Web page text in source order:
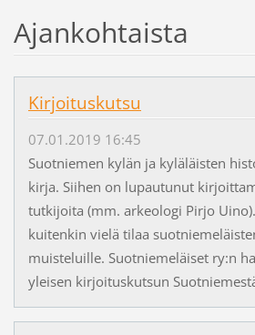
Ajankohtaista
Kirjoituskutsu
07.01.2019 16:45
Suotniemen kylän ja kyläläisten
kirja. Siihen on lupautunut
tutkijoita (mm. arkeologi Pirjo
kuitenkin vielä tilaa
muisteluille. Suotniemeläiset ry:n
yleisen kirjoituskutsun